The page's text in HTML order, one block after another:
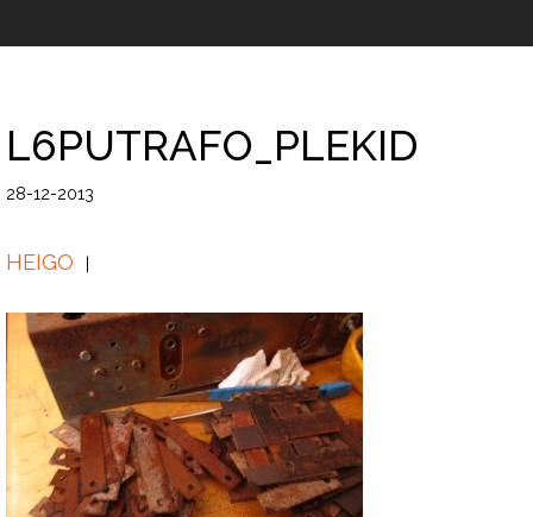
L6PUTRAFO_PLEKID
28-12-2013
HEIGO